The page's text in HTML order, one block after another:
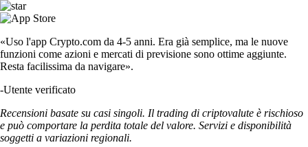
«Uso l'app Crypto.com da 4-5 anni. Era già semplice, ma le nuove
funzioni come azioni e mercati di previsione sono ottime aggiunte.
Resta facilissima da navigare».
-Utente verificato
Recensioni basate su casi singoli. Il trading di criptovalute è rischioso
e può comportare la perdita totale del valore. Servizi e disponibilità
soggetti a variazioni regionali.